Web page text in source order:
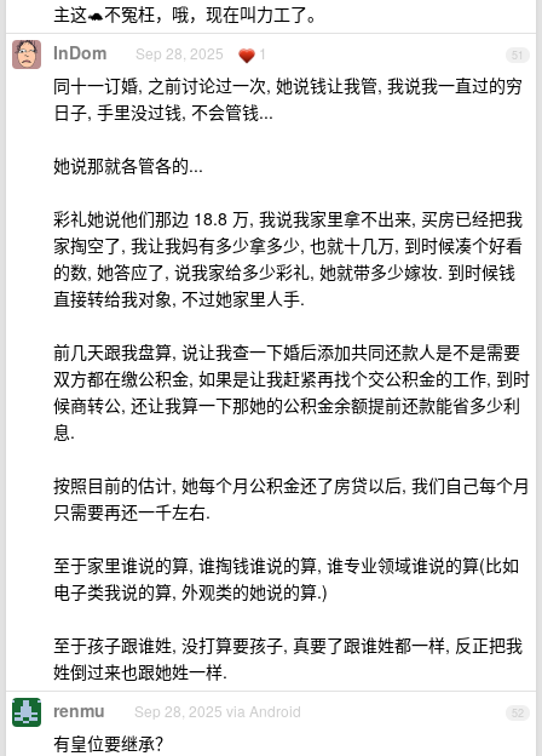
主这🐢不冤枉，哦，现在叫力工了。
51
InDom Sep 28, 2025 1
同十一订婚, 之前讨论过一次, 她说钱让我管, 我说我一直过的穷
日子, 手里没过钱, 不会管钱...
她说那就各管各的...
彩礼她说他们那边 18.8 万, 我说我家里拿不出来, 买房已经把我
家掏空了, 我让我妈有多少拿多少, 也就十几万, 到时候凑个好看
的数, 她答应了, 说我家给多少彩礼, 她就带多少嫁妆. 到时候钱
直接转给我对象, 不过她家里人手.
前几天跟我盘算, 说让我查一下婚后添加共同还款人是不是需要
双方都在缴公积金, 如果是让我赶紧再找个交公积金的工作, 到时
候商转公, 还让我算一下那她的公积金余额提前还款能省多少利
息.
按照目前的估计, 她每个月公积金还了房贷以后, 我们自己每个月
只需要再还一千左右.
至于家里谁说的算, 谁掏钱谁说的算, 谁专业领域谁说的算(比如
电子类我说的算, 外观类的她说的算.)
至于孩子跟谁姓, 没打算要孩子, 真要了跟谁姓都一样, 反正把我
姓倒过来也跟她姓一样.
52
renmu Sep 28, 2025 via Android
有皇位要继承？